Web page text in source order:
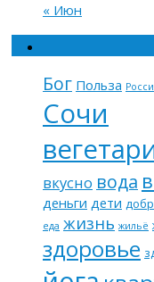
« Июн
Бог Польза
Сочи
вкусно вода
деньги дети
еда жизнь жильё
здоровье